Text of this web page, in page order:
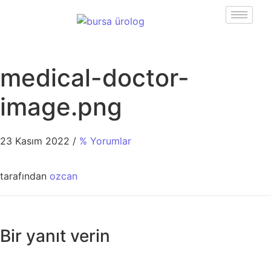
medical-doctor-
image.png
23 Kasım 2022 / % Yorumlar
tarafından ozcan
Bir yanıt verin